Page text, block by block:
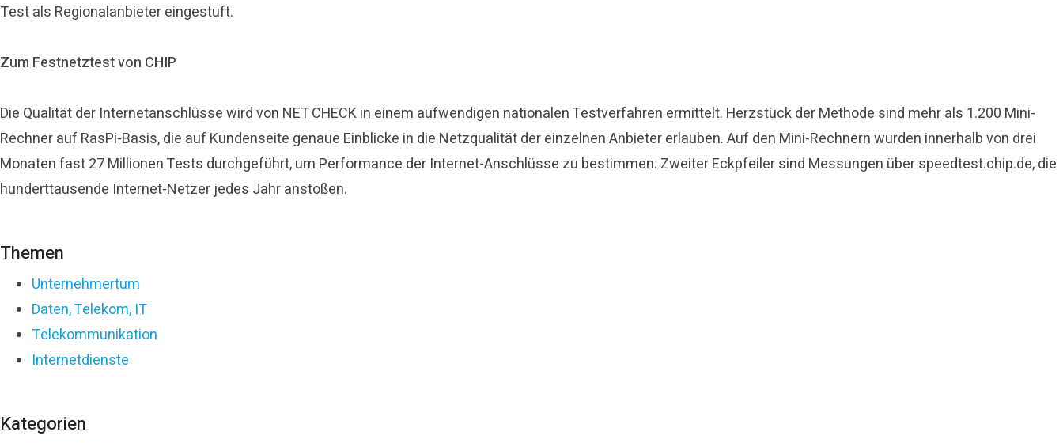
Test als Regionalanbieter eingestuft.
Zum Festnetztest von CHIP
Die Qualität der Internetanschlüsse wird von NET CHECK in einem aufwendigen nationalen Testverfahren ermittelt. Herzstück der Methode sind mehr als 1.200 Mini-
Rechner auf RasPi-Basis, die auf Kundenseite genaue Einblicke in die Netzqualität der einzelnen Anbieter erlauben. Auf den Mini-Rechnern wurden innerhalb von drei
Monaten fast 27 Millionen Tests durchgeführt, um Performance der Internet-Anschlüsse zu bestimmen. Zweiter Eckpfeiler sind Messungen über speedtest.chip.de, die
hunderttausende Internet-Netzer jedes Jahr anstoßen.
Themen
Unternehmertum
Daten, Telekom, IT
Telekommunikation
Internetdienste
Kategorien